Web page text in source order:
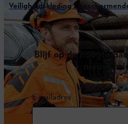
Veiligheidskleding /
Blijf op de hoogte
nieuwsbrief
E-mailadres